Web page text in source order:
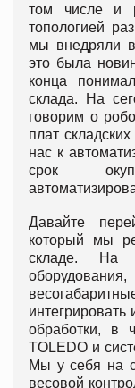
том числе и
топологией
мы внедряли
это была
конца
склада. На
говорим о
плат
нас к
срок
Давайте
который мы
складе. На
обработки, в
TOLEDO и
Мы у себя на
весовой